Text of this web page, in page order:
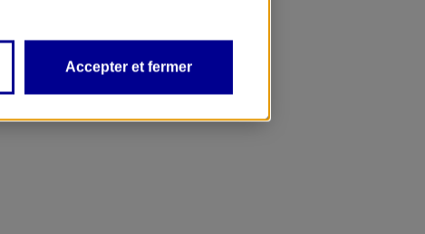
Accepter et fermer